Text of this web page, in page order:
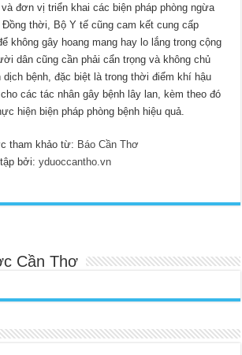
đơn vị triển khai các biện pháp phòng ngừa
thời, Bộ Y tế cũng cam kết cung cấp
không gây hoang mang hay lo lắng trong cộng
dân cũng cần phải cẩn trọng và không chủ
bệnh, đặc biệt là trong thời điểm khí hậu
các tác nhân gây bệnh lây lan, kèm theo đó
hiện biện pháp phòng bệnh hiệu quả.
tham khảo từ: Báo Cần Thơ
tập bởi:yduoccantho.vn
Cần Thơ